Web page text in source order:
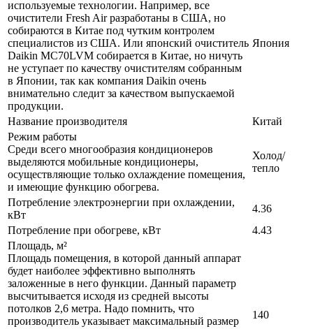
используемые технологии. Например, все
очистители Fresh Air разработаны в США, но
собираются в Китае под чутким контролем
специалистов из США. Или японский очиститель
Daikin MC70LVM собирается в Китае, но ничуть
не уступает по качеству очистителям собранным
в Японии, так как компания Daikin очень
внимательно следит за качеством выпускаемой
продукции.
Япония
Название производителя
Китай
Режим работы
Среди всего многообразия кондиционеров
выделяются мобильные кондиционеры,
осуществляющие только охлаждение помещения,
и имеющие функцию обогрева.
Холод/
тепло
Потребление электроэнергии при охлаждении,
кВт
4.36
Потребление при обогреве, кВт
4.43
Площадь, м²
Площадь помещения, в которой данный аппарат
будет наиболее эффективно выполнять
заложенные в него функции. Данный параметр
высчитывается исходя из средней высоты
потолков 2,6 метра. Надо помнить, что
производитель указывает максимальный размер
140